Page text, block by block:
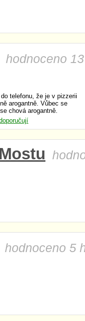
hodnoceno
telefonu, že je v pizzerii
arogantně. Vůbec se
chová arogantně.
hodnoceno 5